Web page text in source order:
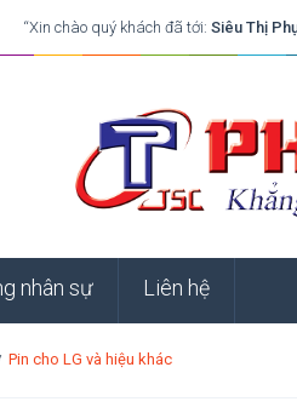
“Xin chào quý khách đã tới:Siêu Thị
nhân sự Liên hệ
Pin cho LG và hiệu khác